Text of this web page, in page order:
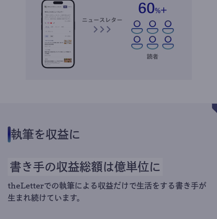
執筆を収益に
書き手の収益総額は億単位に
theLetterでの執筆による収益だけで生活をする書き手が
生まれ続けています。